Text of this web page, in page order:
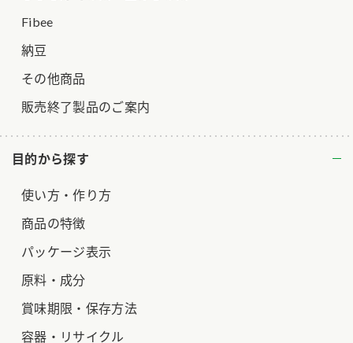
Fibee
納豆
その他商品
販売終了製品のご案内
目的から探す
使い方・作り方
商品の特徴
パッケージ表示
原料・成分
賞味期限・保存方法
容器・リサイクル